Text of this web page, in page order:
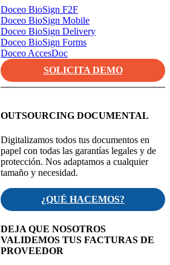
Doceo BioSign F2F
Doceo BioSign Mobile
Doceo BioSign Delivery
Doceo BioSign Forms
Doceo AccesDoc
SOLICITA DEMO
OUTSOURCING DOCUMENTAL
Digitalizamos todos tus documentos en
papel con todas las garantías legales y de
protección. Nos adaptamos a cualquier
tamaño y necesidad.
¿QUÉ HACEMOS?
DEJA QUE NOSOTROS
VALIDEMOS TUS FACTURAS DE
PROVEEDOR